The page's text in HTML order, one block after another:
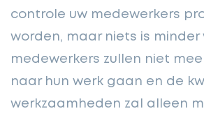
controle uw medewerkers
worden, maar niets is minder
medewerkers zullen niet
naar hun werk gaan en de
werkzaamheden zal alleen